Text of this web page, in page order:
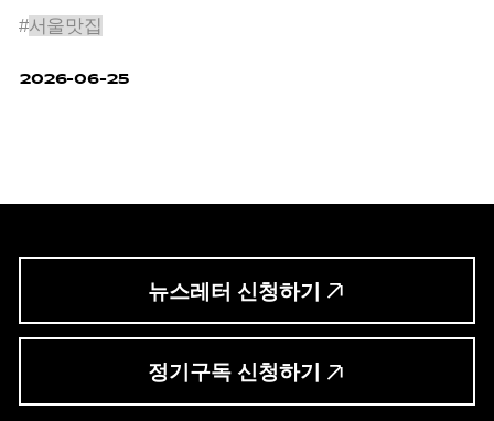
#서울맛집
2026-06-25
뉴스레터 신청하기
정기구독 신청하기